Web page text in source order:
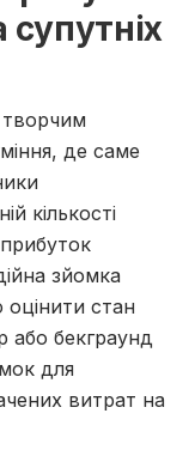
супутніх
творчим
де саме
кількості
зйомка
стан
або бекграунд
для
витрат на